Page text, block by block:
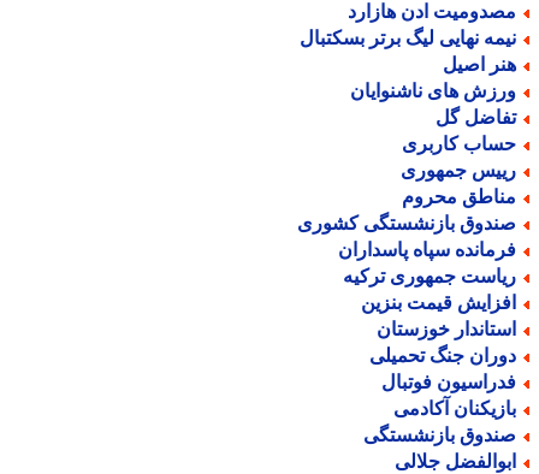
ادن هازارد
نهایی لیگ برتر بسکتبال
اصیل
های ناشنوایان
گل
کاربری
جمهوری
محروم
بازنشستگی کشوری
سپاه پاسداران
جمهوری ترکیه
قیمت بنزین
خوزستان
جنگ تحمیلی
فوتبال
آکادمی
بازنشستگی
جلالی